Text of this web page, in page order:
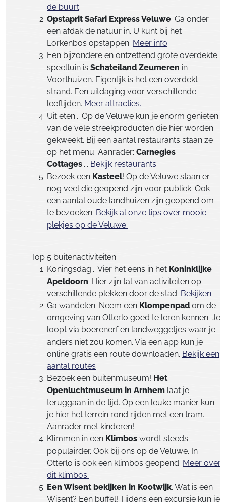
de buurt
Opstaprit Safari Express Veluwe: Ga onder
een afdak de natuur in. U kunt bij het
Lorkenbos opstappen. Meer info
Een bijzondere en ontzettend grote overdekte
speeltuin is Schateiland Zeumeren in
Voorthuizen. Eigenlijk is het een overdekt
strand. Een uitdaging voor verschillende
leeftijden. Meer attracties.
Uit eten... Op de Veluwe kun je enorm genieten
van de vele streekproducten die hier worden
gekweekt. Bij een aantal restaurants staan ze
op het menu. Aanrader: Carnegies
Cottages.... Bekijk restaurants
Bezoek een Kasteel! Op de Veluwe staan er
nog veel die geopend zijn voor publiek. Ook
een aantal oude landhuizen zijn geopend om
te bezoeken. Bekijk al onze tips over mooie
plekjes op de Veluwe.
Top 5 buitenactiviteiten
Koningsdag... Vier het eens in het Koninklijke
Apeldoorn. Hier zijn tal van activiteiten op
verschillende plekken door de stad. Bekijken
Ga wandelen. Neem een Klompenpad om de
omgeving van Otterlo goed te leren kennen. Je
loopt via boerenerf en landweggetjes waar je
anders niet zou komen. Via een app kun je
online gratis een route downloaden. Bekijk een
aantal routes
Bezoek een buitenmuseum! Het
Openluchtmuseum in Arnhem laat je
teruggaan in de tijd. Op een leuke manier kun
je hier het terrein rond rijden met een tram.
Aanrader met kinderen!
Klimmen in een Klimbos wordt steeds
populairder. Ook bij ons op de Veluwe. In
Otterlo is ook een klimbos geopend. Meer over
dit klimbos.
Een Wisent bekijken in Kootwijk. Wat is een
Wisent? Een buffel! Tijdens een excursie kun je